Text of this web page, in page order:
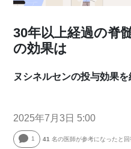
30年以上経過の脊
の効果は
ヌシネルセンの投与効果を
2025年7月3日 5:00
1 41 名の医師が参考になったと回